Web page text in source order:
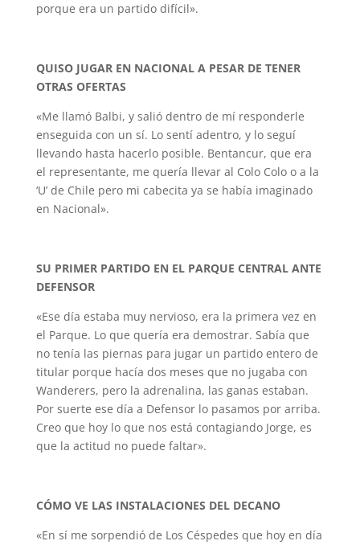
porque era un partido difícil».
QUISO JUGAR EN NACIONAL A PESAR DE TENER
OTRAS OFERTAS
«Me llamó Balbi, y salió dentro de mí responderle
enseguida con un sí. Lo sentí adentro, y lo seguí
llevando hasta hacerlo posible. Bentancur, que era
el representante, me quería llevar al Colo Colo o a la
‘U’ de Chile pero mi cabecita ya se había imaginado
en Nacional».
SU PRIMER PARTIDO EN EL PARQUE CENTRAL ANTE
DEFENSOR
«Ese día estaba muy nervioso, era la primera vez en
el Parque. Lo que quería era demostrar. Sabía que
no tenía las piernas para jugar un partido entero de
titular porque hacía dos meses que no jugaba con
Wanderers, pero la adrenalina, las ganas estaban.
Por suerte ese día a Defensor lo pasamos por arriba.
Creo que hoy lo que nos está contagiando Jorge, es
que la actitud no puede faltar».
CÓMO VE LAS INSTALACIONES DEL DECANO
«En sí me sorpendió de Los Céspedes que hoy en día